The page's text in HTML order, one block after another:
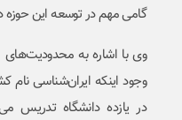
گامی مهم در توسعه این
وی با اشاره به
وجود اینکه ایران‌شناسی نام
در یازده دانشگاه تدریس